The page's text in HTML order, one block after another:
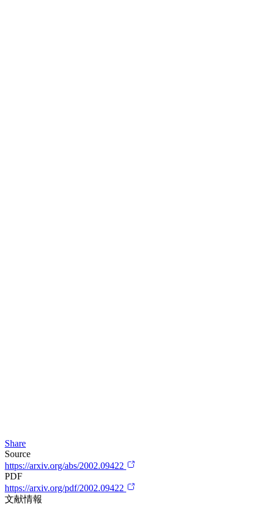
Share
Source
https://arxiv.org/abs/2002.09422
PDF
https://arxiv.org/pdf/2002.09422
文献情報